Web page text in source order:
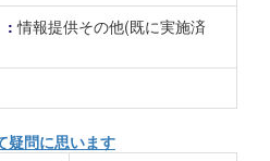
:情報提供その他(既に実施済
疑問に思います